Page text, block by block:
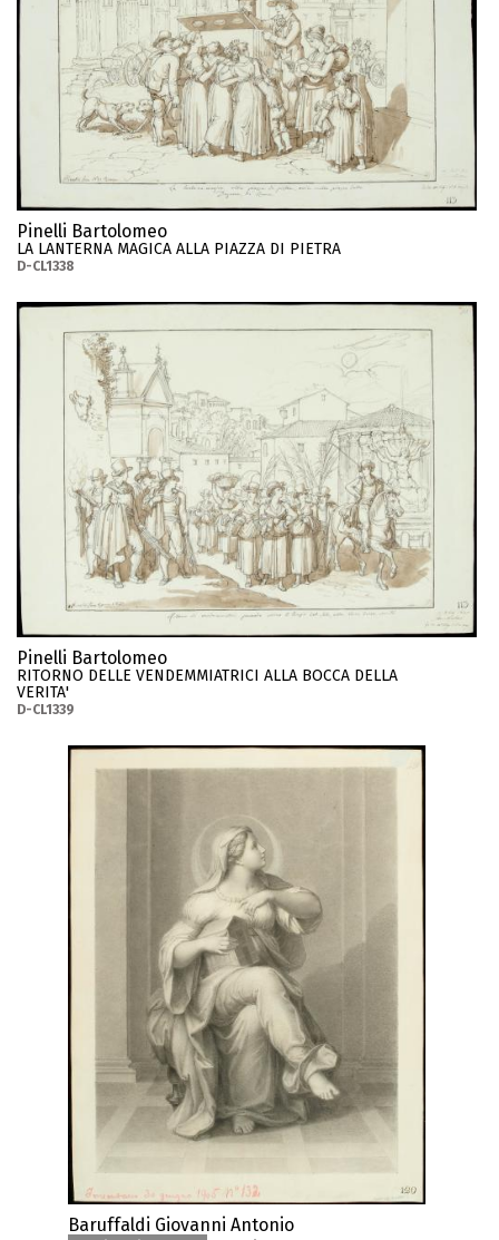
Pinelli Bartolomeo
LA LANTERNA MAGICA ALLA PIAZZA DI PIETRA
D-CL1338
Pinelli Bartolomeo
RITORNO DELLE VENDEMMIATRICI ALLA BOCCA DELLA
VERITA'
D-CL1339
Baruffaldi Giovanni Antonio